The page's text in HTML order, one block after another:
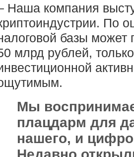
Наша компания
По
базы может
млрд рублей,
Мы
плацдарм для
нашего, и